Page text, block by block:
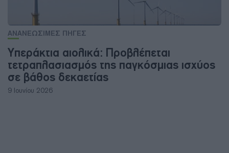
ΑΝΑΝΕΩΣΙΜΕΣ ΠΗΓΕΣ
Υπεράκτια αιολικά: Προβλέπεται
τετραπλασιασμός της παγκόσμιας ισχύος
σε βάθος δεκαετίας
9 Ιουνίου 2026